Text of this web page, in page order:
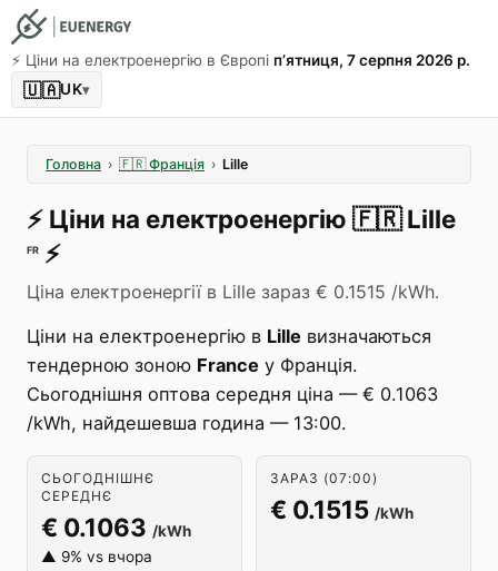
⚡️ Ціни на електроенергію в Європі пʼятниця, 7 серпня 2026 р.
🇺🇦UK▾
Головна › 🇫🇷 Франція › Lille
⚡️ Ціни на електроенергію 🇫🇷 Lille
FR ⚡️
Ціна електроенергії в Lille зараз € 0.1515 /kWh.
Ціни на електроенергію в Lille визначаються
тендерною зоною France у Франція.
Сьогоднішня оптова середня ціна — € 0.1063
/kWh, найдешевша година — 13:00.
СЬОГОДНІШНЄ
СЕРЕДНЄ
€ 0.1063 /kWh
▲ 9% vs вчора
ЗАРАЗ (07:00)
€ 0.1515 /kWh